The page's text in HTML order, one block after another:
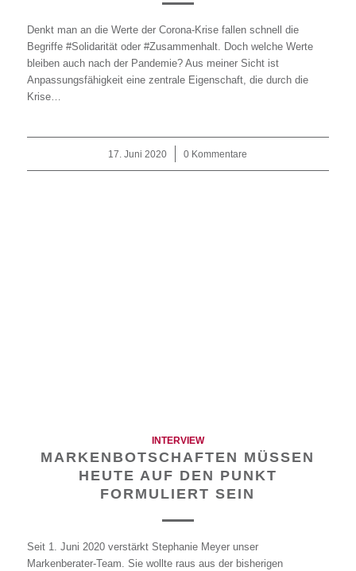
Denkt man an die Werte der Corona-Krise fallen schnell die
Begriffe #Solidarität oder #Zusammenhalt. Doch welche Werte
bleiben auch nach der Pandemie? Aus meiner Sicht ist
Anpassungsfähigkeit eine zentrale Eigenschaft, die durch die
Krise…
17. Juni 2020
/ 0 Kommentare
INTERVIEW
MARKENBOTSCHAFTEN MÜSSEN
HEUTE AUF DEN PUNKT
FORMULIERT SEIN
Seit 1. Juni 2020 verstärkt Stephanie Meyer unser
Markenberater-Team. Sie wollte raus aus der bisherigen